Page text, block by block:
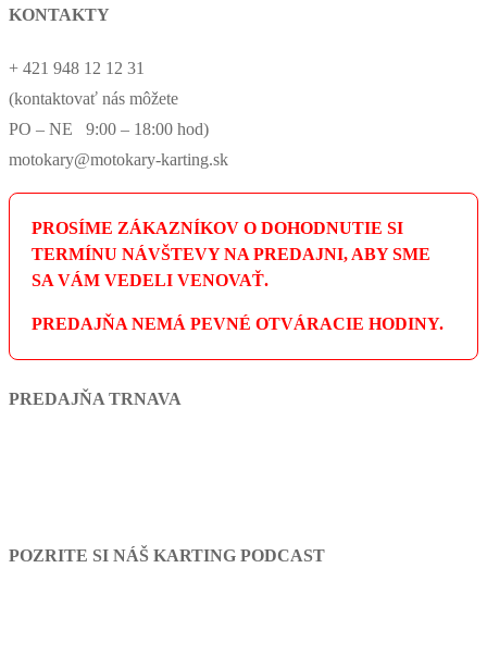
KONTAKTY
+ 421 948 12 12 31
(kontaktovať nás môžete
PO – NE 9:00 – 18:00 hod)
motokary@motokary-karting.sk
PROSÍME ZÁKAZNÍKOV O DOHODNUTIE SI
TERMÍNU NÁVŠTEVY NA PREDAJNI, ABY SME
SA VÁM VEDELI VENOVAŤ.
PREDAJŇA NEMÁ PEVNÉ OTVÁRACIE HODINY.
PREDAJŇA TRNAVA
POZRITE SI NÁŠ KARTING PODCAST